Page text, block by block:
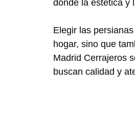
donde la estética y
Elegir las
hogar, sino que
Madrid Cerrajeros
buscan calidad y